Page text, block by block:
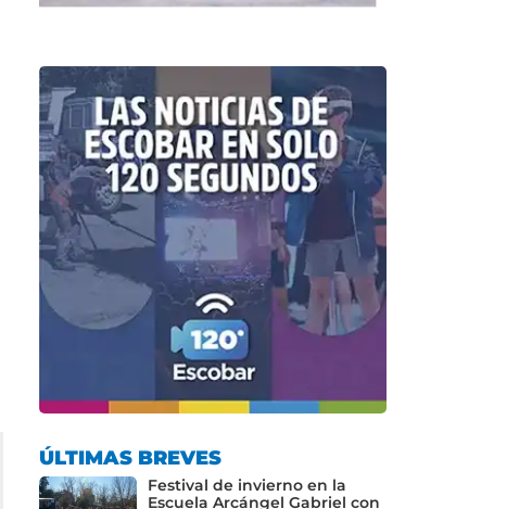
ÚLTIMAS BREVES
Festival de invierno en la
Escuela Arcángel Gabriel con